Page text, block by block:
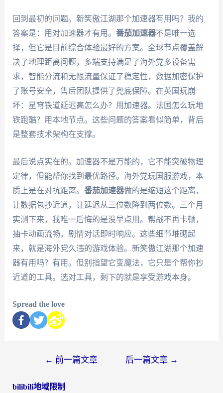
回到最初的问题。新笑傲江湖那个加速器有用吗？我的
答案是：用对加速器才有用。 番茄加速器不是唯一选
择，但它是目前综合体验最好的方案。全球节点覆盖解
决了地理距离问题，多端支持满足了海外党多设备需
求，智能分流和无限流量保证了稳定性，数据加密保护
了账号安全，售后团队提供了兜底保障。在英国玩崩
坏：星穹铁道延迟高怎么办？用加速器。法国怎么玩地
铁跑酷？用本地节点。这些问题的答案看似简单，背后
是整套技术架构在支撑。
最后说点实在的。加速器不是万能的，它不能突破物理
定律，但能帮你找到最优路径。海外党玩国服游戏，本
质上是在对抗距离。 番茄加速器做的是缩短这个距离，
让数据包抄近道，让延迟从三位数降到两位数。三个月
实测下来，我唯一后悔的是没早点用。帮战不再卡顿，
抽卡动画流畅，剧情对话即时响应。这些细节堆砌起
来，就是海外党久违的游戏体验。新笑傲江湖那个加速
器有用吗？有用。但别指望它变魔法，它只是个帮你抄
近道的工具。选对工具，剩下的就是享受游戏本身。
Spread the love
← 前一篇文章 后一篇文章 →
bilibili地域限制